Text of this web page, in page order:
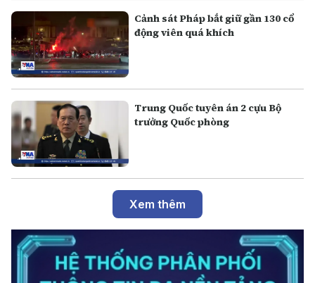
Cảnh sát Pháp bắt giữ gần 130 cổ
động viên quá khích
Trung Quốc tuyên án 2 cựu Bộ
trưởng Quốc phòng
Xem thêm